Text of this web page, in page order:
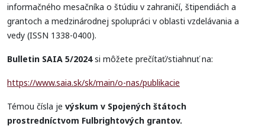
informačného mesačníka o štúdiu v zahraničí, štipendiách a
grantoch a medzinárodnej spolupráci v oblasti vzdelávania a
vedy (ISSN 1338-0400).
Bulletin SAIA 5/2024si môžete prečítať/stiahnuť na:
https://www.saia.sk/sk/main/o-nas/publikacie
Témou čísla je výskum v Spojených štátoch
prostredníctvom Fulbrightových grantov.